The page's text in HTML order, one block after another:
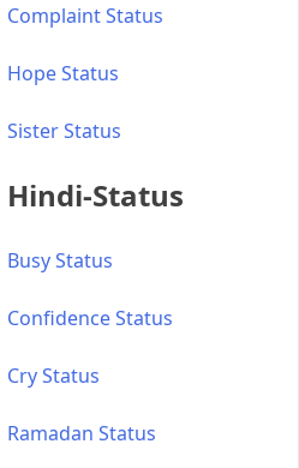
Complaint Status
Hope Status
Sister Status
Hindi-Status
Busy Status
Confidence Status
Cry Status
Ramadan Status